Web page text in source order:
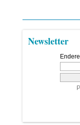
Newsletter